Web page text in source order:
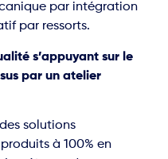
par intégration
par ressorts.
s’appuyant sur le
par un atelier
solutions
à 100% en